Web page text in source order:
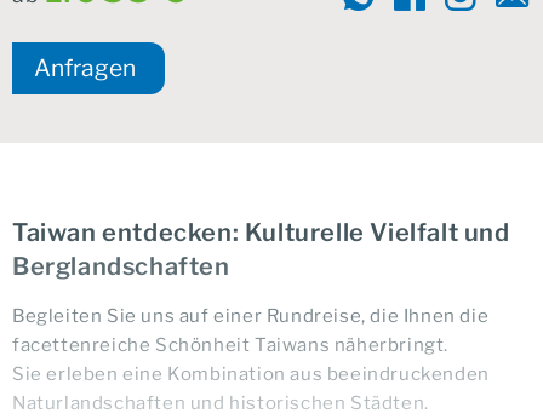
Anfragen
Taiwan entdecken: Kulturelle Vielfalt und
Berglandschaften
Begleiten Sie uns auf einer Rundreise, die Ihnen die
facettenreiche Schönheit Taiwans näherbringt.
Sie erleben eine Kombination aus beeindruckenden
Naturlandschaften und historischen Städten.